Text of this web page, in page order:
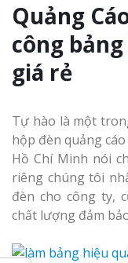
Quảng
công
giá rẻ
Tự hào là một
hộp đèn quảng
Hồ Chí Minh nói
riêng chúng tôi
đèn cho công ty,
chất lượng đảm